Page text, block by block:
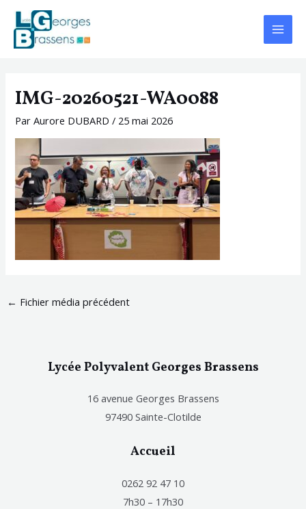
Aller
contenu
Main
Menu
IMG-20260521-WA0088
ParAurore DUBARD/ 25 mai 2026
Navigation
des
articles
← Fichier média précédent
Lycée Polyvalent Georges Brassens
16 avenue Georges Brassens
97490 Sainte-Clotilde
Accueil
0262 92 47 10
7h30 – 17h30